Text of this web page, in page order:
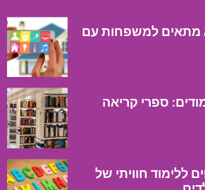
מתאים למשפחות עם
ספרי קריאה
ללימוד חוויתי של